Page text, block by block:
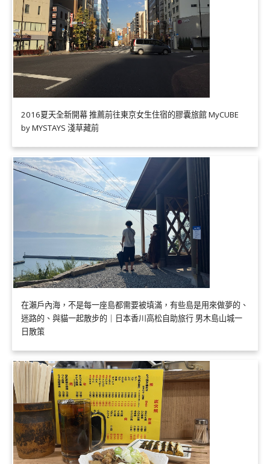
2016夏天全新開幕 推薦前往東京女生住宿的膠囊旅館 MyCUBE
by MYSTAYS 淺草藏前
在瀨戶內海，不是每一座島都需要被填滿，有些島是用來做夢的、
迷路的、與貓一起散步的｜日本香川高松自助旅行 男木島山城一
日散策